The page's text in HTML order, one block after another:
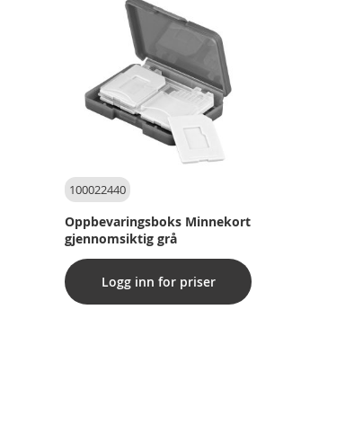
100022440
Oppbevaringsboks Minnekort
gjennomsiktig grå
Logg inn for priser